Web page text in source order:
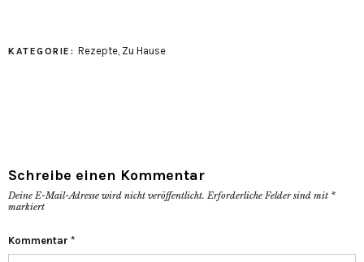
KATEGORIE: Rezepte, Zu Hause
Schreibe einen Kommentar
Deine E-Mail-Adresse wird nicht veröffentlicht. Erforderliche Felder sind mit *
markiert
Kommentar *